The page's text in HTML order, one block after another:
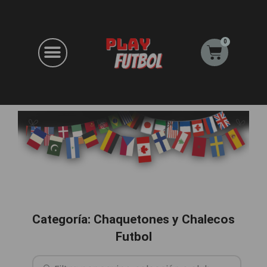
0
Carrito
Categoría: Chaquetones y Chalecos
Futbol